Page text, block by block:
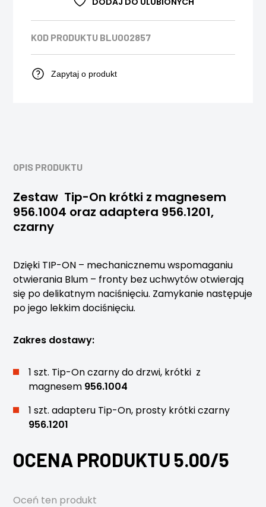
KOD PRODUKTU BLU002857
Zapytaj o produkt
OPIS PRODUKTU
Zestaw Tip-On krótki z magnesem
956.1004 oraz adaptera 956.1201,
czarny
Dzięki TIP-ON – mechanicznemu wspomaganiu
otwierania Blum – fronty bez uchwytów otwierają
się po delikatnym naciśnięciu. Zamykanie następuje
po jego lekkim dociśnięciu.
Zakres dostawy:
1 szt. Tip-On czarny do drzwi, krótki z
magnesem 956.1004
1 szt. adapteru Tip-On, prosty krótki czarny
956.1201
OCENA PRODUKTU 5.00/5
Oceń ten produkt